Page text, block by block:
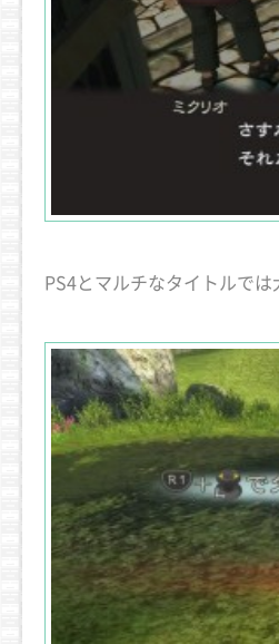
PS4とマルチなタイトルでは